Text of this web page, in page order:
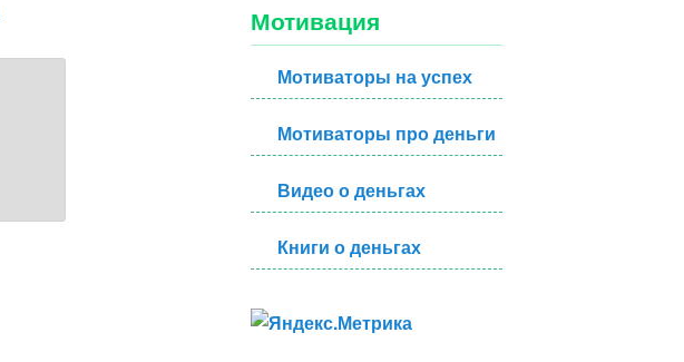
Мотивация
Мотиваторы на успех
Мотиваторы про деньги
Видео о деньгах
Книги о деньгах